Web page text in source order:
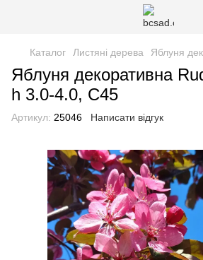
Каталог Листяні дерева Яблуня
Яблуня декоративна
h 3.0-4.0, С45
Артикул: 25046 Написати відгук